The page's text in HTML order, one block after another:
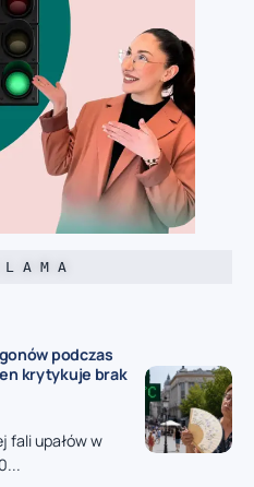
L A M A
podczas
krytykuje brak
fali upałów w